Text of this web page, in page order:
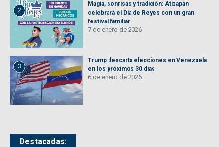
2
Magia, sonrisas y tradición: Atizapán
celebrará el Día de Reyes con un gran
festival familiar
7 de enero de 2026
3
Trump descarta elecciones en Venezuela
en los próximos 30 días
6 de enero de 2026
Destacadas: